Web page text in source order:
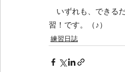
いずれも、できる
習！です。（♪）
練習日誌